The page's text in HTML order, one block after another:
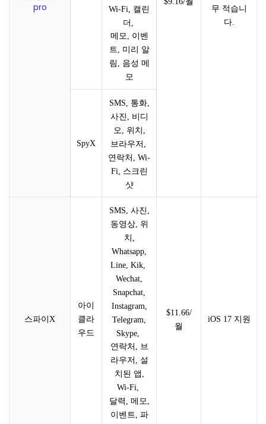
pro
무 적습니
다.
Wi-Fi, 캘린
더,
메모, 이벤
트, 미리 알
림, 음성 메
모
SpyX
SMS, 통화,
사진, 비디
오, 위치,
브라우저,
연락처, Wi-
Fi, 스크린
샷
스파이X
아이
클라
우드
SMS, 사진,
동영상, 위
치,
Whatsapp,
Line, Kik,
Wechat,
Snapchat,
Instagram,
Telegram,
Skype,
연락처, 브
라우저, 설
치된 앱,
Wi-Fi,
달력, 메모,
이벤트, 파
$11.66/
월
iOS 17 지원